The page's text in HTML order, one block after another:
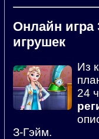
Онлайн
игрушек
Из
24
З-Гэйм.